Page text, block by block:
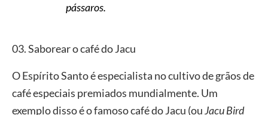
pássaros.
03. Saborear o café do Jacu
O Espírito Santo é especialista no cultivo de grãos de
café especiais premiados mundialmente. Um
exemplo disso é o famoso café do Jacu (ouJacu Bird